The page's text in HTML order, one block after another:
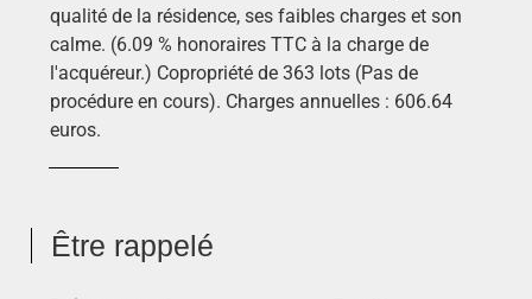
qualité de la résidence, ses faibles charges et son
calme. (6.09 % honoraires TTC à la charge de
l'acquéreur.) Copropriété de 363 lots (Pas de
procédure en cours). Charges annuelles : 606.64
euros.
Être rappelé